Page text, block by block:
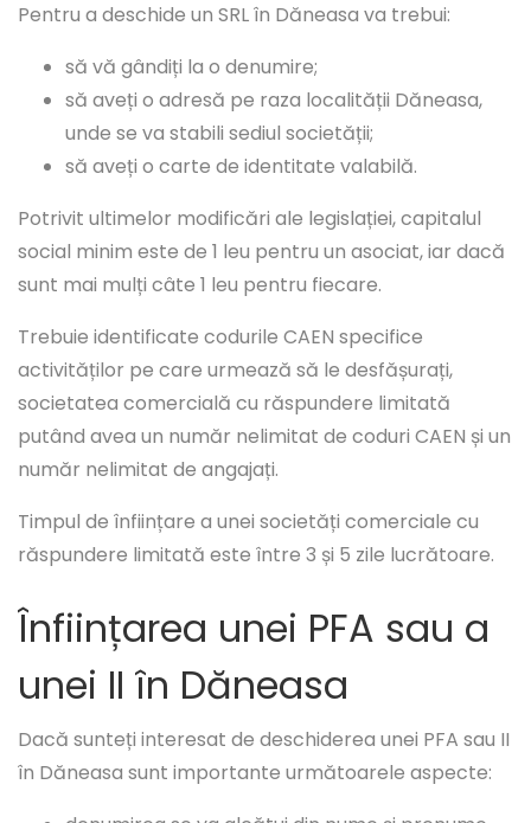
Pentru a deschide un SRL în Dăneasa va trebui:
să vă gândiți la o denumire;
să aveți o adresă pe raza localității Dăneasa,
unde se va stabili sediul societății;
să aveți o carte de identitate valabilă.
Potrivit ultimelor modificări ale legislației, capitalul
social minim este de 1 leu pentru un asociat, iar dacă
sunt mai mulți câte 1 leu pentru fiecare.
Trebuie identificate codurile CAEN specifice
activităților pe care urmează să le desfășurați,
societatea comercială cu răspundere limitată
putând avea un număr nelimitat de coduri CAEN și un
număr nelimitat de angajați.
Timpul de înființare a unei societăți comerciale cu
răspundere limitată este între 3 și 5 zile lucrătoare.
Înființarea unei PFA sau a
unei II în Dăneasa
Dacă sunteți interesat de deschiderea unei PFA sau II
în Dăneasa sunt importante următoarele aspecte: